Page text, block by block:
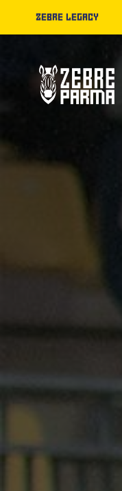
ZEBRE LEGACY